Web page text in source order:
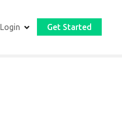
Login Get Started